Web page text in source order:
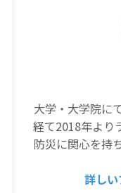
大学・大学院に
経て2018年より
防災に関心を持
詳し